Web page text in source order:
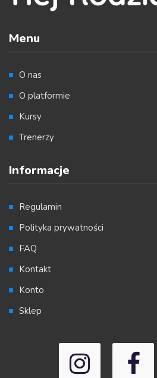
Menu
O nas
O platformie
Kursy
Trenerzy
Informacje
Regulamin
Polityka prywatności
FAQ
Kontakt
Konto
Sklep